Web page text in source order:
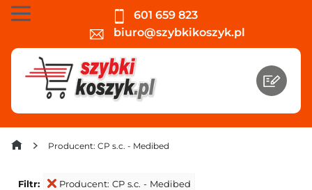
601 659 823
biuro@szybkikoszyk.pl
Producent: CP s.c. - Medibed
Filtr: Producent: CP s.c. - Medibed